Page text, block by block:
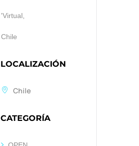
'Virtual,
Chile
LOCALIZACIÓN
Chile
CATEGORÍA